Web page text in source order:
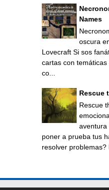
Names
oscura
Lovecraft Si sos
cartas con
co...
Rescue
Rescue
aventura
poner a prueba tus
resolver problemas?